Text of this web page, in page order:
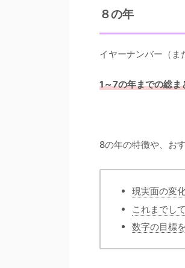
８の年
イヤーナンバー（ま
1～7の年までの総ま
8の年の特徴や、お
現実面の変
これまでし
数字の目標